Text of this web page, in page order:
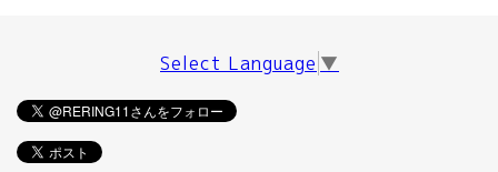
Select Language ▼